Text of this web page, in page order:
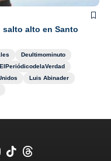
salto alto en Santo
Deultimominuto
ElPeriódicodelaVerdad
Luis Abinader